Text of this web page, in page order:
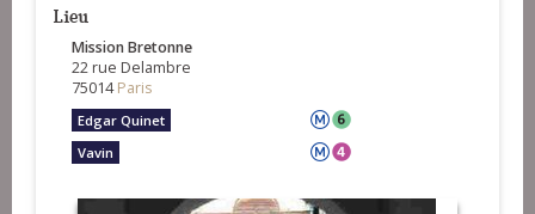
Lieu
Mission Bretonne
22 rue Delambre
75014Paris
Edgar Quinet
Vavin